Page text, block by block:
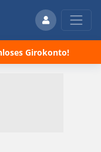
Girokonto!